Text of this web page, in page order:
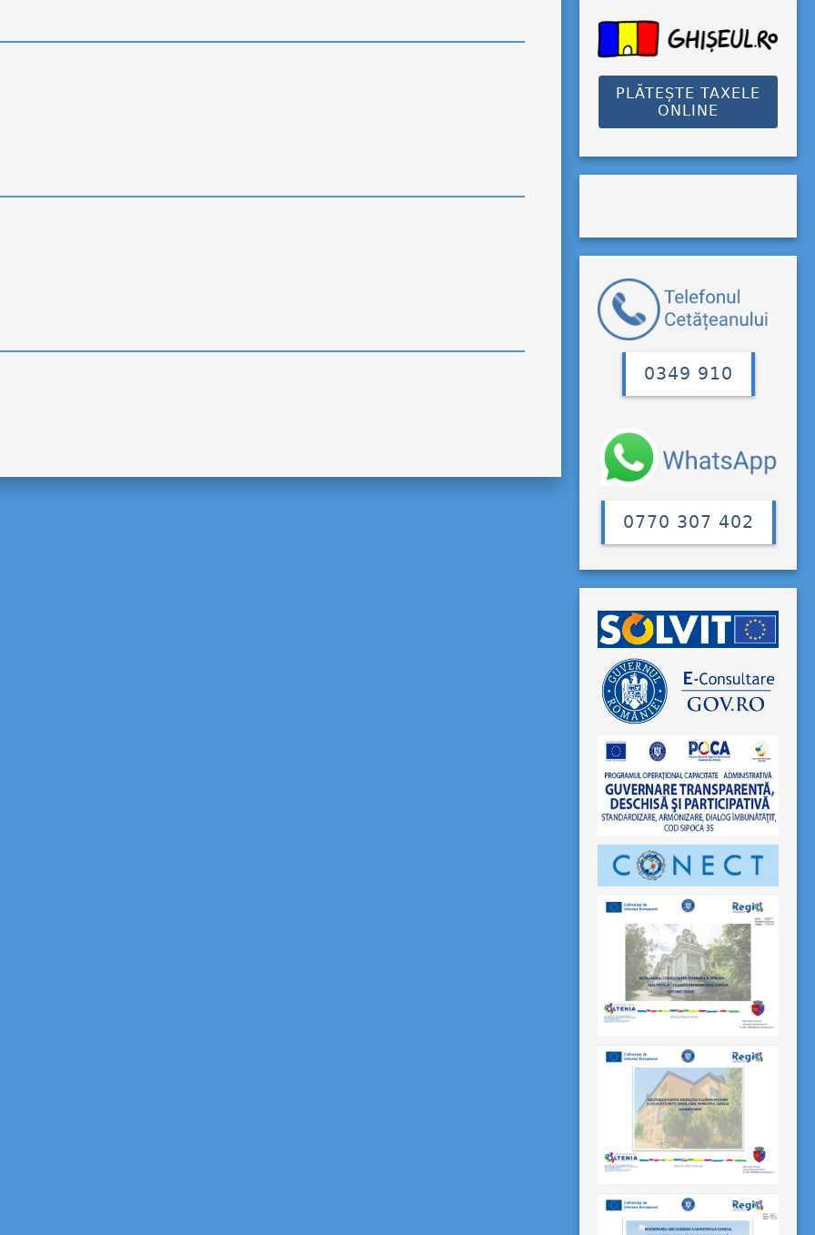
PLĂTEȘTE TAXELE
ONLINE
0349 910
0770 307 402